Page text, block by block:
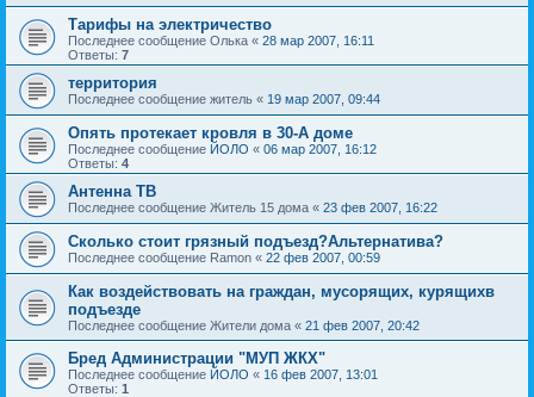
Тарифы на электричество
Последнее сообщение Oлькa « 28 мар 2007, 16:11
Ответы: 7
территория
Последнее сообщение житель « 19 мар 2007, 09:44
Опять протекает кровля в 30-А доме
Последнее сообщение ЙОЛО « 06 мар 2007, 16:12
Ответы: 4
Антенна ТВ
Последнее сообщение Житель 15 дома « 23 фев 2007, 16:22
Сколько стоит грязный подъезд?Альтернатива?
Последнее сообщение Ramon « 22 фев 2007, 00:59
Как воздействовать на граждан, мусорящих, курящихв
подъезде
Последнее сообщение Жители дома « 21 фев 2007, 20:42
Бред Администрации "МУП ЖКХ"
Последнее сообщение ЙОЛО « 16 фев 2007, 13:01
Ответы: 1